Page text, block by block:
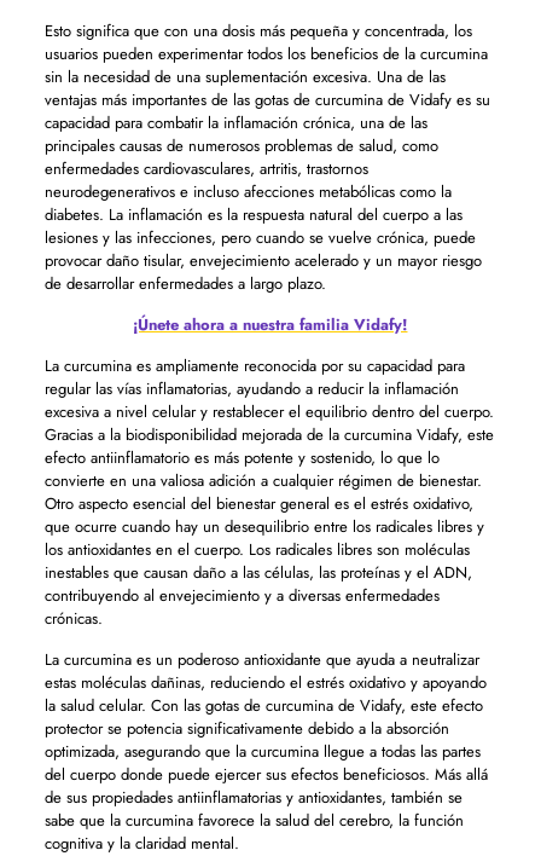
Esto significa que con una dosis más pequeña y concentrada, los
usuarios pueden experimentar todos los beneficios de la curcumina
sin la necesidad de una suplementación excesiva. Una de las
ventajas más importantes de las gotas de curcumina de Vidafy es su
capacidad para combatir la inflamación crónica, una de las
principales causas de numerosos problemas de salud, como
enfermedades cardiovasculares, artritis, trastornos
neurodegenerativos e incluso afecciones metabólicas como la
diabetes. La inflamación es la respuesta natural del cuerpo a las
lesiones y las infecciones, pero cuando se vuelve crónica, puede
provocar daño tisular, envejecimiento acelerado y un mayor riesgo
de desarrollar enfermedades a largo plazo.
¡Únete ahora a nuestra familia Vidafy!
La curcumina es ampliamente reconocida por su capacidad para
regular las vías inflamatorias, ayudando a reducir la inflamación
excesiva a nivel celular y restablecer el equilibrio dentro del cuerpo.
Gracias a la biodisponibilidad mejorada de la curcumina Vidafy, este
efecto antiinflamatorio es más potente y sostenido, lo que lo
convierte en una valiosa adición a cualquier régimen de bienestar.
Otro aspecto esencial del bienestar general es el estrés oxidativo,
que ocurre cuando hay un desequilibrio entre los radicales libres y
los antioxidantes en el cuerpo. Los radicales libres son moléculas
inestables que causan daño a las células, las proteínas y el ADN,
contribuyendo al envejecimiento y a diversas enfermedades
crónicas.
La curcumina es un poderoso antioxidante que ayuda a neutralizar
estas moléculas dañinas, reduciendo el estrés oxidativo y apoyando
la salud celular. Con las gotas de curcumina de Vidafy, este efecto
protector se potencia significativamente debido a la absorción
optimizada, asegurando que la curcumina llegue a todas las partes
del cuerpo donde puede ejercer sus efectos beneficiosos. Más allá
de sus propiedades antiinflamatorias y antioxidantes, también se
sabe que la curcumina favorece la salud del cerebro, la función
cognitiva y la claridad mental.